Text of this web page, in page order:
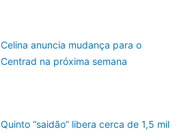
Celina anuncia mudança para o
Centrad na próxima semana
Quinto “saidão” libera cerca de 1,5 mil